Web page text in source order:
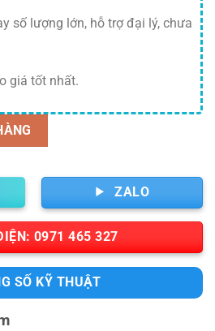
số lượng lớn, hỗ trợ đại lý, chưa
giá tốt nhất.
ZALO
0971 465 327
SỐ KỸ THUẬT